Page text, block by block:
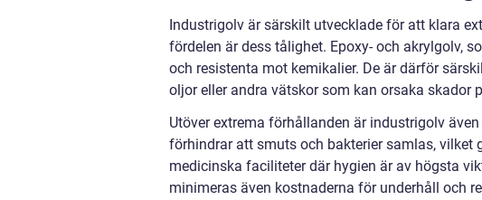
Industrigolv är särskilt utvecklade för att klara
fördelen är dess tålighet. Epoxy- och akrylgolv,
och resistenta mot kemikalier. De är därför
oljor eller andra vätskor som kan orsaka skador
Utöver extrema förhållanden är industrigolv
förhindrar att smuts och bakterier samlas,
medicinska faciliteter där hygien är av högsta
minimeras även kostnaderna för underhåll och